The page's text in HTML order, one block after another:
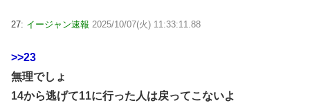
27: イージャン速報 2025/10/07(火) 11:33:11.88
>>23
無理でしょ
14から逃げて11に行った人は戻ってこないよ